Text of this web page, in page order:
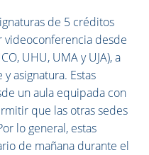
de 5 créditos
videoconferencia desde
UHU, UMA y UJA), a
asignatura. Estas
un aula equipada con
que las otras sedes
lo general, estas
de mañana durante el